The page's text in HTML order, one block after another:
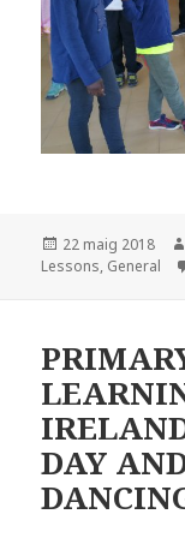
Posted
on
22 maig 2018
Lessons, General
DAY